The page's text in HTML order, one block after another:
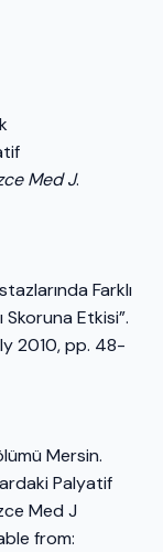
Med J.
Farklı
Etkisi”.
2010, pp. 48-
Mersin.
Palyatif
Med J
from: